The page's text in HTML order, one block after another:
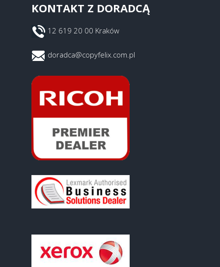
KONTAKT Z DORADCĄ
12 619 20 00 Kraków
doradca@copyfelix.com.pl